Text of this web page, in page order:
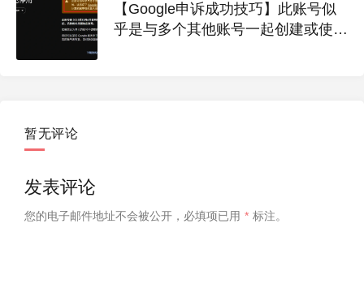
【Google申诉成功技巧】此账号似
乎是与多个其他账号一起创建或使用
暂无评论
发表评论
您的电子邮件地址不会被公开， 必填项已用 * 标注。